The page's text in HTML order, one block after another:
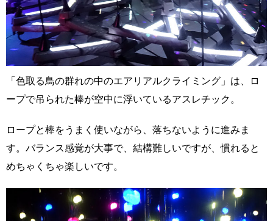
「色取る鳥の群れの中のエアリアルクライミング」は、ロ
ープで吊られた棒が空中に浮いているアスレチック。
ロープと棒をうまく使いながら、落ちないように進みま
す。バランス感覚が大事で、結構難しいですが、慣れると
めちゃくちゃ楽しいです。